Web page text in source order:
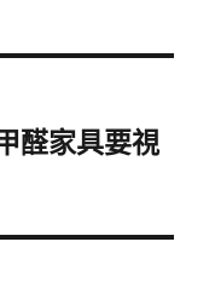
醛家具要視